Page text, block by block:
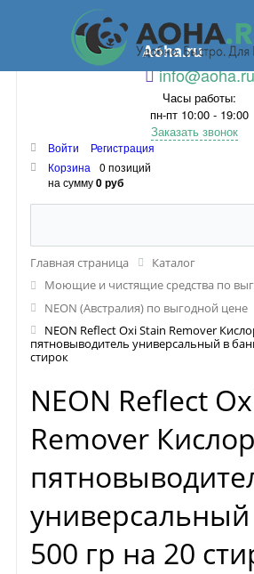
Aoha.ru
info@aoha.ru
Часы работы:
пн-пт 10:00 - 19:00
Заказать звонок
Войти
Регистрация
Корзина
0 позиций
на сумму0 руб
Главная страница
Каталог
Моющие и чистящие средства по
NEON (Австралия) по выгодной цене
NEON Reflect Oxi Stain Remover
пятновыводитель универсальный в
стирок
NEON Reflect
Remover
500 гр на 20